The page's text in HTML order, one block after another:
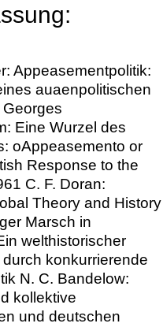
Appeasementpolitik:
auaenpolitischen
Eine Wurzel des
oAppeasemento or
Response to the
C. F. Doran:
Theory and History
Marsch in
welthistorischer
konkurrierende
N. C. Bandelow:
kollektive
und deutschen